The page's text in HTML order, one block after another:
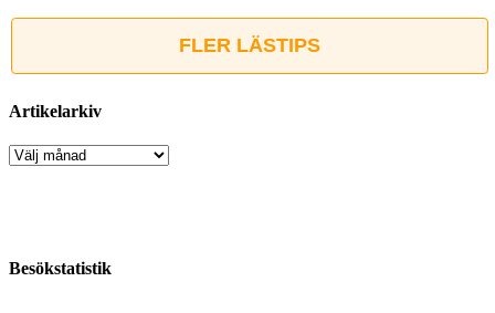
FLER LÄSTIPS
Artikelarkiv
Artikelarkiv
Besökstatistik